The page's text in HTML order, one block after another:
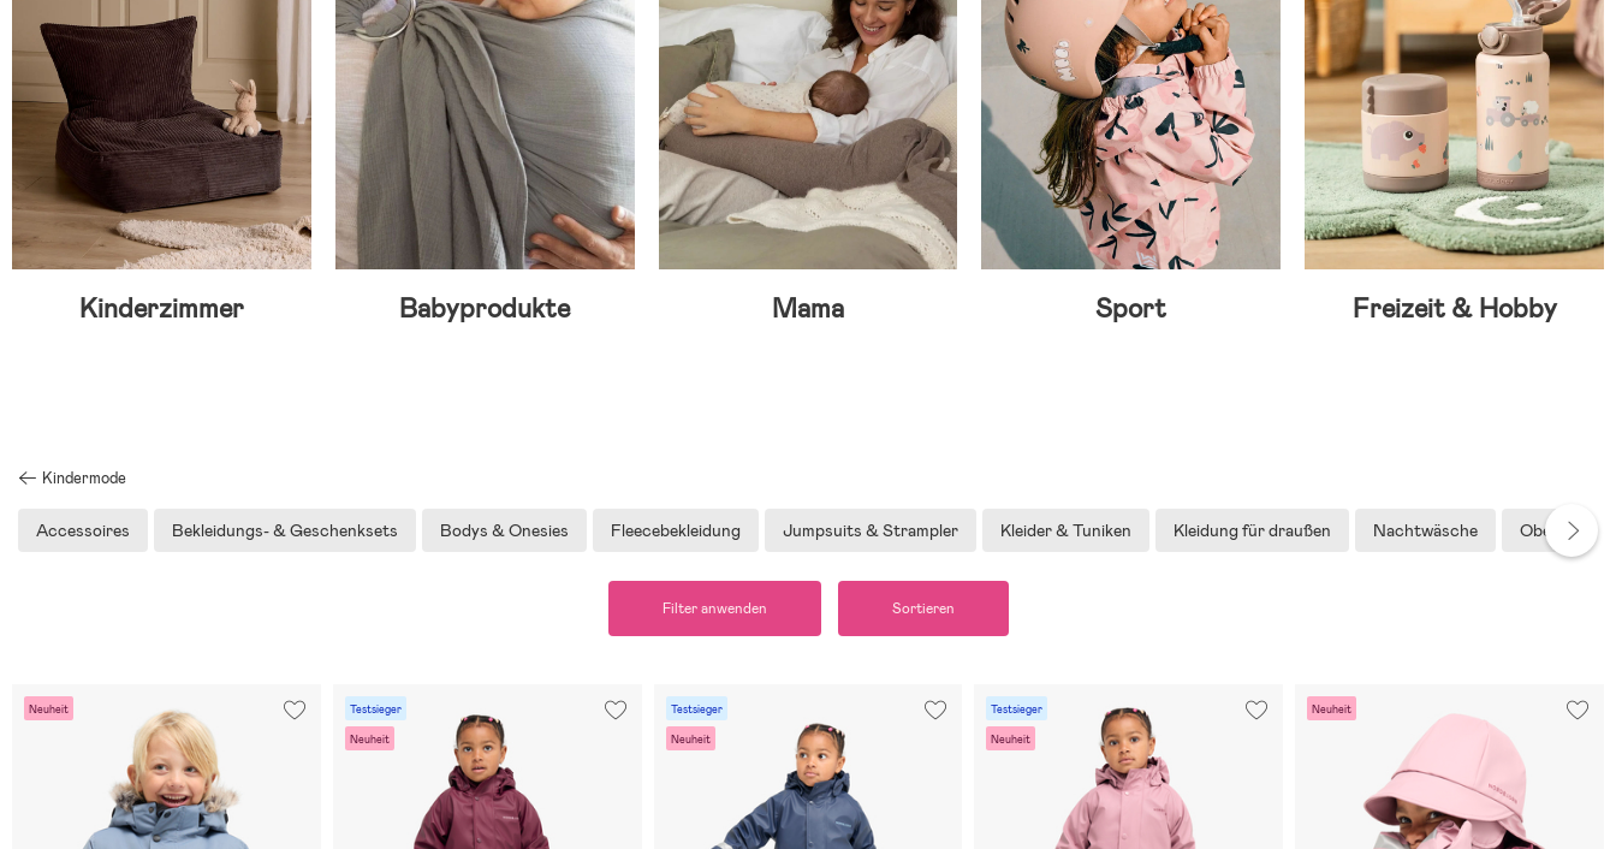
Kinderzimmer Babyprodukte Mama Sport Freizeit & Hobby
Kindermode
Accessoires Bekleidungs- & Geschenksets Bodys & Onesies Fleecebekleidung Jumpsuits & Strampler Kleider & Tuniken Kleidung für draußen Nachtwäsche Oberteile
Filter anwenden Sortieren
Neuheit Testsieger
Neuheit
Testsieger
Neuheit
Testsieger
Neuheit
Neuheit